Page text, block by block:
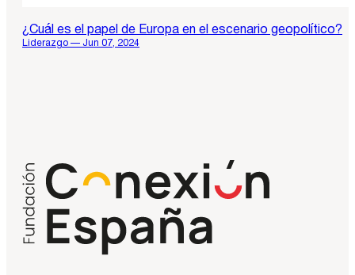
¿Cuál es el papel de Europa en el escenario geopolítico?
Liderazgo — Jun 07, 2024